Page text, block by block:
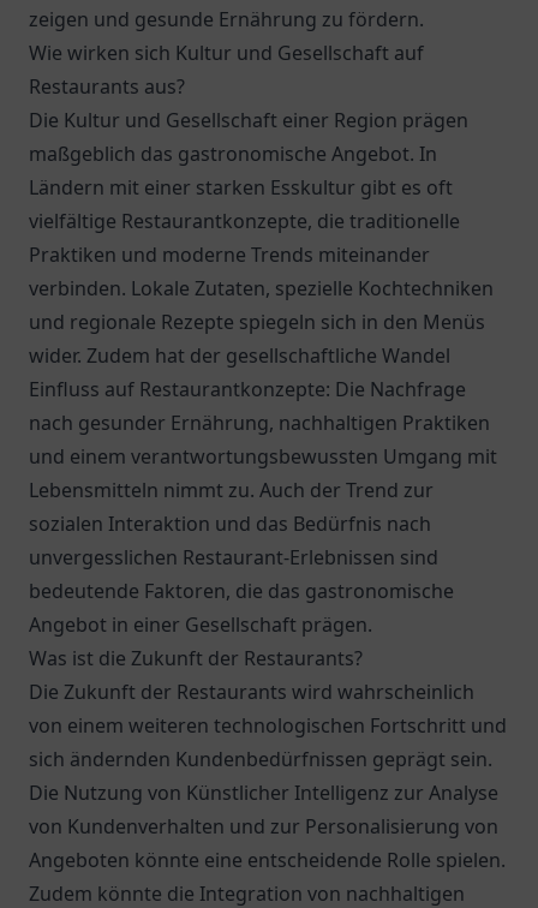
zeigen und gesunde Ernährung zu fördern.
Wie wirken sich Kultur und Gesellschaft auf
Restaurants aus?
Die Kultur und Gesellschaft einer Region prägen
maßgeblich das gastronomische Angebot. In
Ländern mit einer starken Esskultur gibt es oft
vielfältige Restaurantkonzepte, die traditionelle
Praktiken und moderne Trends miteinander
verbinden. Lokale Zutaten, spezielle Kochtechniken
und regionale Rezepte spiegeln sich in den Menüs
wider. Zudem hat der gesellschaftliche Wandel
Einfluss auf Restaurantkonzepte: Die Nachfrage
nach gesunder Ernährung, nachhaltigen Praktiken
und einem verantwortungsbewussten Umgang mit
Lebensmitteln nimmt zu. Auch der Trend zur
sozialen Interaktion und das Bedürfnis nach
unvergesslichen Restaurant-Erlebnissen sind
bedeutende Faktoren, die das gastronomische
Angebot in einer Gesellschaft prägen.
Was ist die Zukunft der Restaurants?
Die Zukunft der Restaurants wird wahrscheinlich
von einem weiteren technologischen Fortschritt und
sich ändernden Kundenbedürfnissen geprägt sein.
Die Nutzung von Künstlicher Intelligenz zur Analyse
von Kundenverhalten und zur Personalisierung von
Angeboten könnte eine entscheidende Rolle spielen.
Zudem könnte die Integration von nachhaltigen